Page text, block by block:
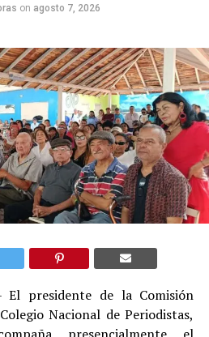
on agosto 7, 2026
El presidente de la Comisión
Nacional de Periodistas,